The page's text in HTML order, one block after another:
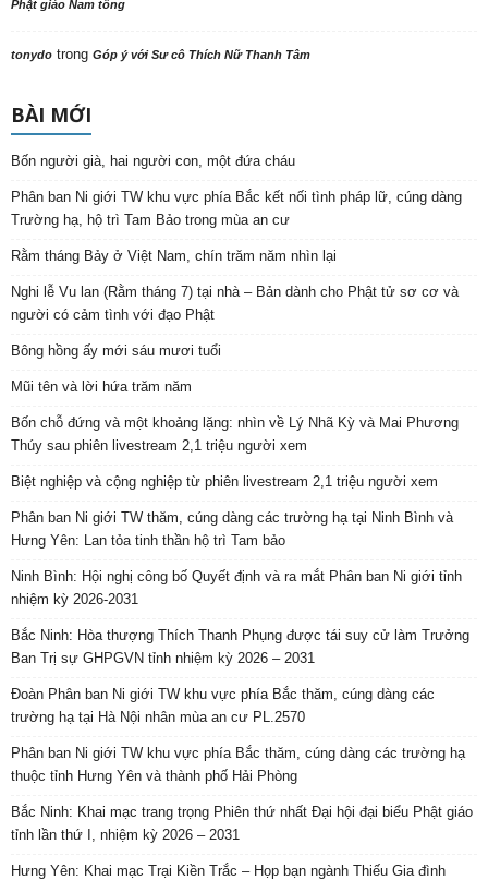
Phật giáo Nam tông
tonydo trong Góp ý với Sư cô Thích Nữ Thanh Tâm
BÀI MỚI
Bốn người già, hai người con, một đứa cháu
Phân ban Ni giới TW khu vực phía Bắc kết nối tình pháp lữ, cúng dàng
Trường hạ, hộ trì Tam Bảo trong mùa an cư
Rằm tháng Bảy ở Việt Nam, chín trăm năm nhìn lại
Nghi lễ Vu lan (Rằm tháng 7) tại nhà – Bản dành cho Phật tử sơ cơ và
người có cảm tình với đạo Phật
Bông hồng ấy mới sáu mươi tuổi
Mũi tên và lời hứa trăm năm
Bốn chỗ đứng và một khoảng lặng: nhìn về Lý Nhã Kỳ và Mai Phương
Thúy sau phiên livestream 2,1 triệu người xem
Biệt nghiệp và cộng nghiệp từ phiên livestream 2,1 triệu người xem
Phân ban Ni giới TW thăm, cúng dàng các trường hạ tại Ninh Bình và
Hưng Yên: Lan tỏa tinh thần hộ trì Tam bảo
Ninh Bình: Hội nghị công bố Quyết định và ra mắt Phân ban Ni giới tỉnh
nhiệm kỳ 2026-2031
Bắc Ninh: Hòa thượng Thích Thanh Phụng được tái suy cử làm Trưởng
Ban Trị sự GHPGVN tỉnh nhiệm kỳ 2026 – 2031
Đoàn Phân ban Ni giới TW khu vực phía Bắc thăm, cúng dàng các
trường hạ tại Hà Nội nhân mùa an cư PL.2570
Phân ban Ni giới TW khu vực phía Bắc thăm, cúng dàng các trường hạ
thuộc tỉnh Hưng Yên và thành phố Hải Phòng
Bắc Ninh: Khai mạc trang trọng Phiên thứ nhất Đại hội đại biểu Phật giáo
tỉnh lần thứ I, nhiệm kỳ 2026 – 2031
Hưng Yên: Khai mạc Trại Kiền Trắc – Họp bạn ngành Thiếu Gia đình